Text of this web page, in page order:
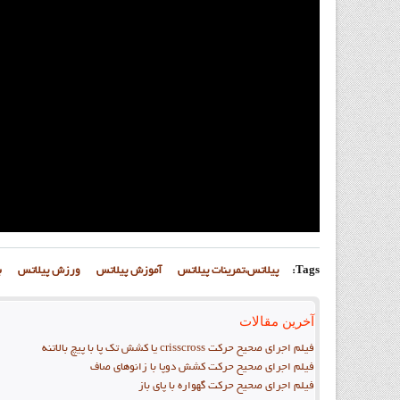
Tags: پيلاتس،تمرينات پيلاتس آموزش پيلاتس ورزش پيلاتس
آخرین مقالات
فيلم اجراي صحيح حركت crisscross يا كشش تك پا با پيچ بالاتنه
فيلم اجراي صحيح حرکت كشش دوپا با زانوهاي صاف
فيلم اجراي صحيح حرکت گهواره با پاي باز